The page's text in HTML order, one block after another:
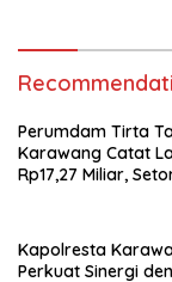
Perumdam Tirta
Karawang Catat
Rp17,27 Miliar,
Kapolresta
Perkuat Sinergi